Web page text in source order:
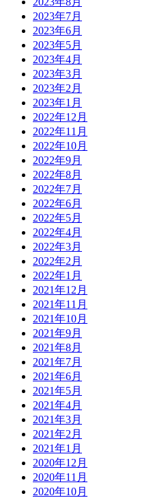
2023年7月
2023年6月
2023年5月
2023年4月
2023年3月
2023年2月
2023年1月
2022年12月
2022年11月
2022年10月
2022年9月
2022年8月
2022年7月
2022年6月
2022年5月
2022年4月
2022年3月
2022年2月
2022年1月
2021年12月
2021年11月
2021年10月
2021年9月
2021年8月
2021年7月
2021年6月
2021年5月
2021年4月
2021年3月
2021年2月
2021年1月
2020年12月
2020年11月
2020年10月